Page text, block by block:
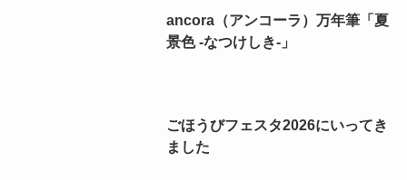
ancora（アンコーラ）万年筆「夏
景色 -なつけしき-」
ごほうびフェスタ2026にいってき
ました